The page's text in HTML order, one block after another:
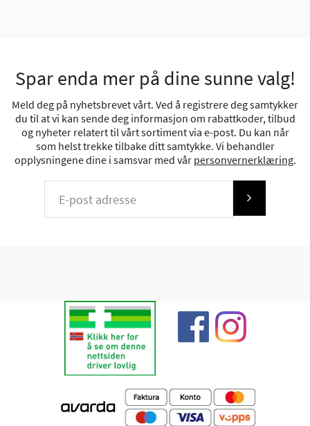
Spar enda mer på dine sunne valg!
Meld deg på nyhetsbrevet vårt. Ved å registrere deg samtykker
du til at vi kan sende deg informasjon om rabattkoder, tilbud
og nyheter relatert til vårt sortiment via e-post. Du kan når
som helst trekke tilbake ditt samtykke. Vi behandler
opplysningene dine i samsvar med vår personvernerklæring.